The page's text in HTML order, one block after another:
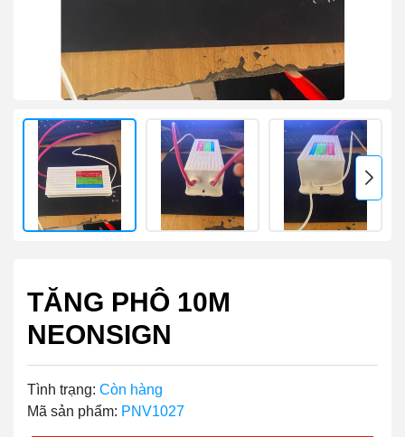
TĂNG PHÔ 10M
NEONSIGN
Tình trạng: Còn hàng
Mã sản phẩm: PNV1027